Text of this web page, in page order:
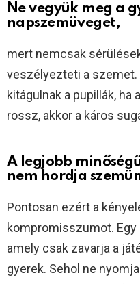
Ne vegyük meg a
napszemüveget,
mert nemcsak
veszélyezteti a
kitágulnak a pupillák, ha
rossz, akkor a káros
A legjobb
nem hordja
Pontosan ezért a
kompromisszumot.
amely csak zavarja a
gyerek. Sehol ne